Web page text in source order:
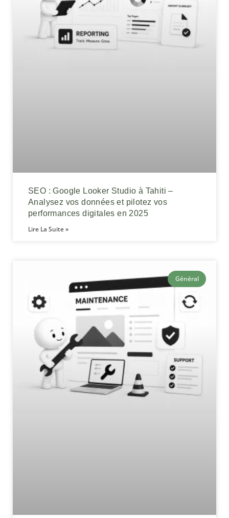
SEO : Google Looker Studio à Tahiti –
Analysez vos données et pilotez vos
performances digitales en 2025
Lire La Suite »
Général